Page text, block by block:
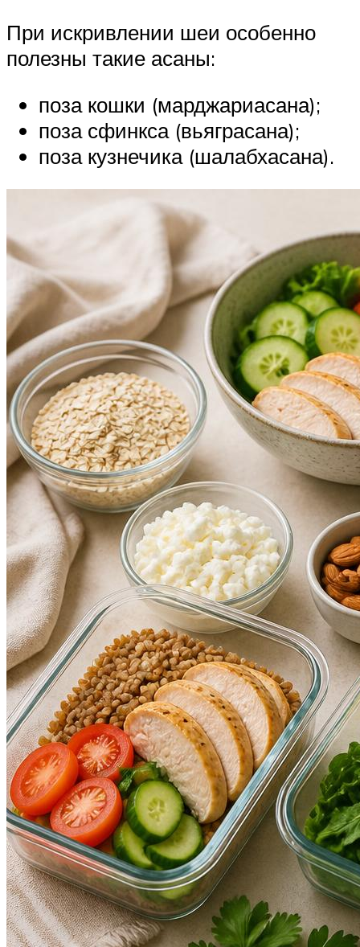
При искривлении шеи особенно
полезны такие асаны:
поза кошки (марджариасана);
поза сфинкса (вьяграсана);
поза кузнечика (шалабхасана).